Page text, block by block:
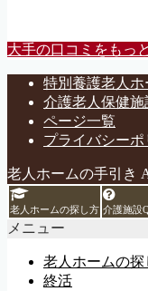
大手の口コミをもっ
特別養護老人ホ
介護老人保健施
ページ一覧
プライバシーポ
老人ホームの手引き
老人ホームの探し方 介護施設
メニュー
老人ホームの探
終活